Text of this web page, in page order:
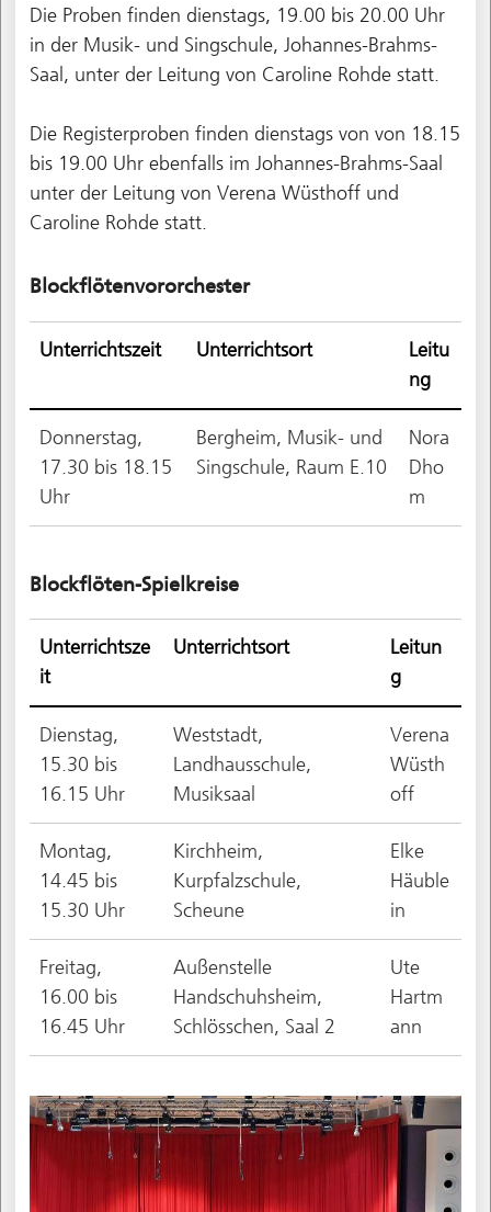
Die Proben finden dienstags, 19.00 bis 20.00 Uhr
in der Musik- und Singschule, Johannes-Brahms-
Saal, unter der Leitung von Caroline Rohde statt.
Die Registerproben finden dienstags von von 18.15
bis 19.00 Uhr ebenfalls im Johannes-Brahms-Saal
unter der Leitung von Verena Wüsthoff und
Caroline Rohde statt.
Blockflötenvororchester
Unterrichtszeit Unterrichtsort
Leitu
ng
Donnerstag,
17.30 bis 18.15
Uhr
Bergheim, Musik- und
Singschule, Raum E.10
Nora
Dho
m
Blockflöten-Spielkreise
Unterrichtsze
it
Unterrichtsort
Leitun
g
Dienstag,
15.30 bis
16.15 Uhr
Weststadt,
Landhausschule,
Musiksaal
Verena
Wüsth
off
Montag,
14.45 bis
15.30 Uhr
Kirchheim,
Kurpfalzschule,
Scheune
Elke
Häuble
in
Freitag,
16.00 bis
16.45 Uhr
Außenstelle
Handschuhsheim,
Schlösschen, Saal 2
Ute
Hartm
ann